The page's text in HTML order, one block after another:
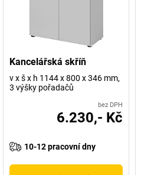
Kancelářská skříň
v x š x h 1144 x 800 x 346 mm,
3 výšky pořadačů
bez DPH
6.230,- Kč
10-12 pracovní dny